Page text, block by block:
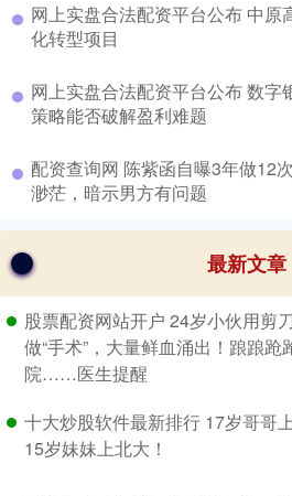
网上实盘合法配资平台公布 中原
化转型项目
网上实盘合法配资平台公布 数字
策略能否破解盈利难题
配资查询网 陈紫函自曝3年做12
渺茫，暗示男方有问题
最新文章
股票配资网站开户 24岁小伙用剪
做“手术”，大量鲜血涌出！踉踉跄
院……医生提醒
十大炒股软件最新排行 17岁哥哥
15岁妹妹上北大！